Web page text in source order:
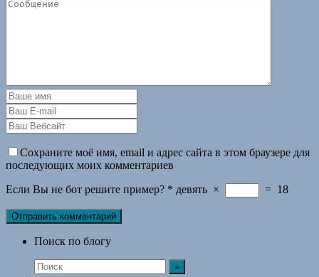
Сохраните моё имя, email и адрес сайта в этом браузере для
последующих моих комментариев
Если Вы не бот решите пример? * девять × = 18
Поиск по блогу